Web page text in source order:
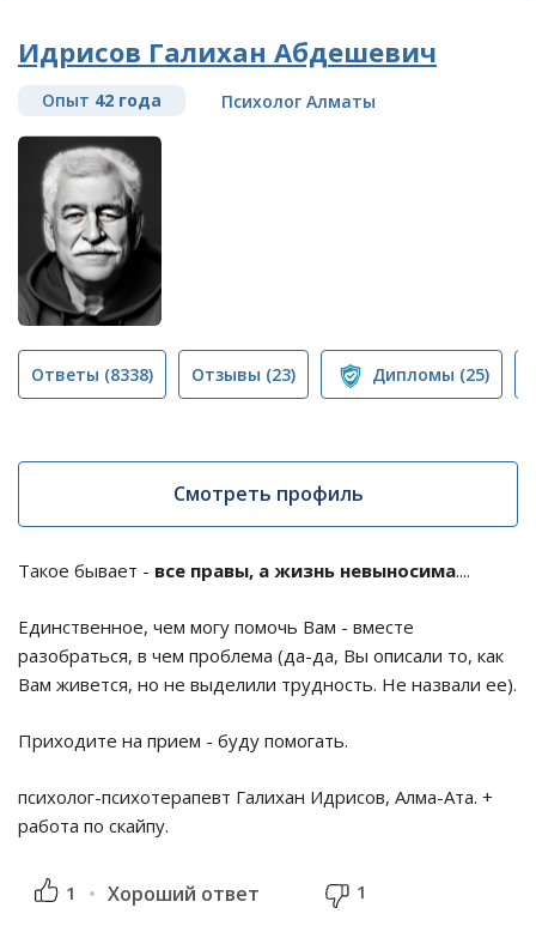
Идрисов Галихан Абдешевич
Опыт 42 года Психолог Алматы
Ответы (8338) Отзывы (23) Дипломы (25)
Смотреть профиль
Такое бывает - все правы, а жизнь невыносима....
Единственное, чем могу помочь Вам - вместе
разобраться, в чем проблема (да-да, Вы описали то, как
Вам живется, но не выделили трудность. Не назвали ее).
Приходите на прием - буду помогать.
психолог-психотерапевт Галихан Идрисов, Алма-Ата. +
работа по скайпу.
1 Хороший ответ 1